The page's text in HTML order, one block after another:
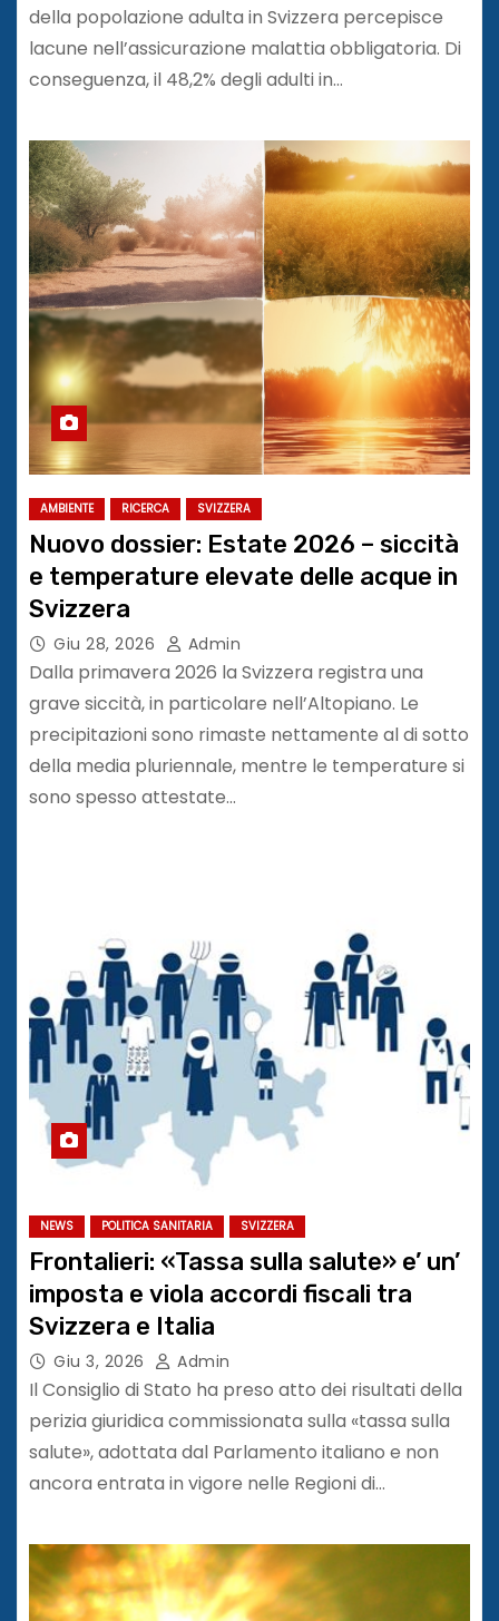
della popolazione adulta in Svizzera percepisce
lacune nell’assicurazione malattia obbligatoria. Di
conseguenza, il 48,2% degli adulti in…
AMBIENTE RICERCA SVIZZERA
Nuovo dossier: Estate 2026 – siccità
e temperature elevate delle acque in
Svizzera
Giu 28, 2026 Admin
Dalla primavera 2026 la Svizzera registra una
grave siccità, in particolare nell’Altopiano. Le
precipitazioni sono rimaste nettamente al di sotto
della media pluriennale, mentre le temperature si
sono spesso attestate…
NEWS POLITICA SANITARIA SVIZZERA
Frontalieri: «Tassa sulla salute» e’ un’
imposta e viola accordi fiscali tra
Svizzera e Italia
Giu 3, 2026 Admin
Il Consiglio di Stato ha preso atto dei risultati della
perizia giuridica commissionata sulla «tassa sulla
salute», adottata dal Parlamento italiano e non
ancora entrata in vigore nelle Regioni di…